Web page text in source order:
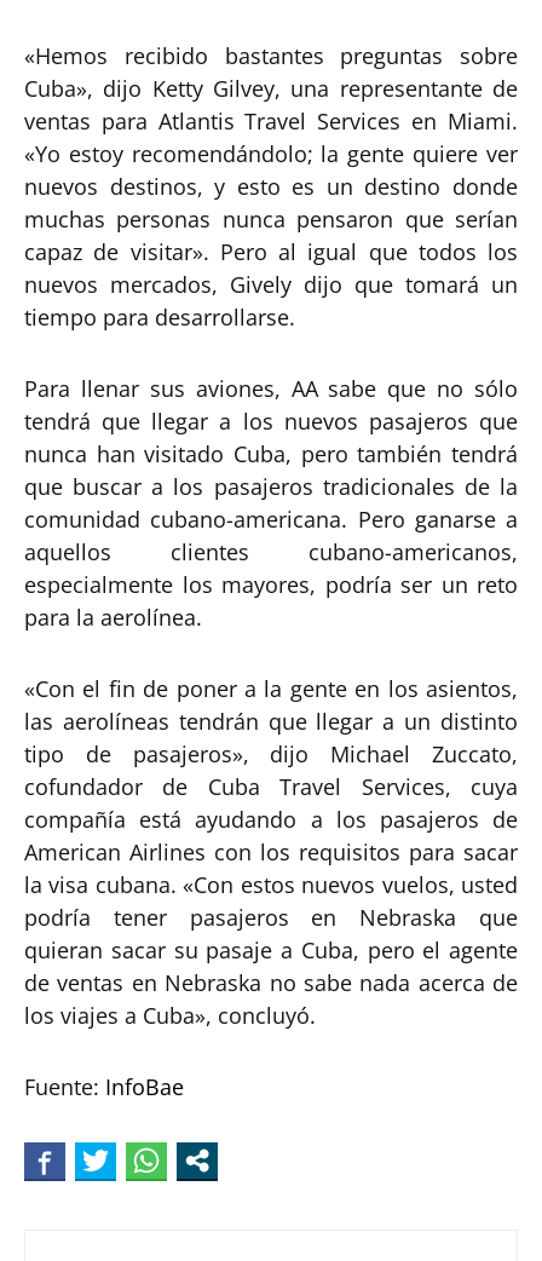
«Hemos recibido bastantes preguntas sobre
Cuba», dijo Ketty Gilvey, una representante de
ventas para Atlantis Travel Services en Miami.
«Yo estoy recomendándolo; la gente quiere ver
nuevos destinos, y esto es un destino donde
muchas personas nunca pensaron que serían
capaz de visitar». Pero al igual que todos los
nuevos mercados, Gively dijo que tomará un
tiempo para desarrollarse.
Para llenar sus aviones, AA sabe que no sólo
tendrá que llegar a los nuevos pasajeros que
nunca han visitado Cuba, pero también tendrá
que buscar a los pasajeros tradicionales de la
comunidad cubano-americana. Pero ganarse a
aquellos clientes cubano-americanos,
especialmente los mayores, podría ser un reto
para la aerolínea.
«Con el fin de poner a la gente en los asientos,
las aerolíneas tendrán que llegar a un distinto
tipo de pasajeros», dijo Michael Zuccato,
cofundador de Cuba Travel Services, cuya
compañía está ayudando a los pasajeros de
American Airlines con los requisitos para sacar
la visa cubana. «Con estos nuevos vuelos, usted
podría tener pasajeros en Nebraska que
quieran sacar su pasaje a Cuba, pero el agente
de ventas en Nebraska no sabe nada acerca de
los viajes a Cuba», concluyó.
Fuente: InfoBae